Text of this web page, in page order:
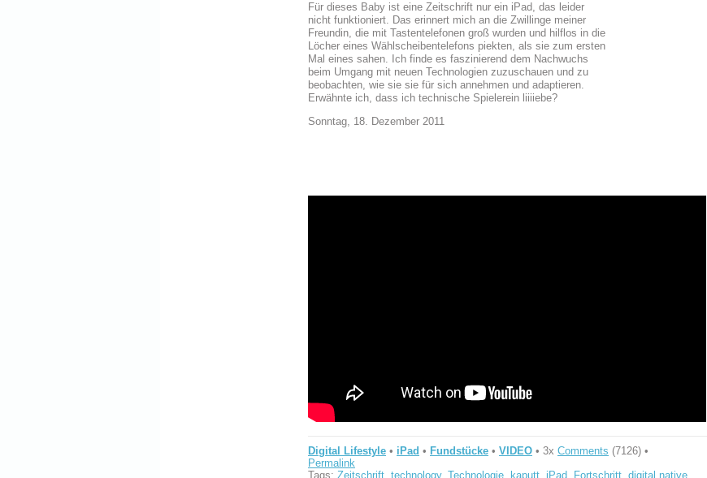
Für dieses Baby ist eine Zeitschrift nur ein iPad, das leider
nicht funktioniert. Das erinnert mich an die Zwillinge meiner
Freundin, die mit Tastentelefonen groß wurden und hilflos in die
Löcher eines Wählscheibentelefons piekten, als sie zum ersten
Mal eines sahen. Ich finde es faszinierend dem Nachwuchs
beim Umgang mit neuen Technologien zuzuschauen und zu
beobachten, wie sie sie für sich annehmen und adaptieren.
Erwähnte ich, dass ich technische Spielerein liiiiebe?
Sonntag, 18. Dezember 2011
Digital Lifestyle • iPad • Fundstücke • VIDEO • 3x Comments (7126) •
Permalink
Tags: Zeitschrift technology, Technologie kaputt iPad Fortschritt digital native